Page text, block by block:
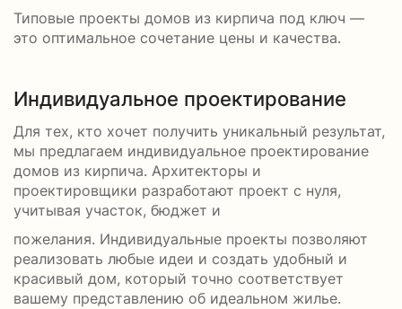
Типовые проекты домов из кирпича под ключ —
это оптимальное сочетание цены и качества.
Индивидуальное проектирование
Для тех, кто хочет получить уникальный результат,
мы предлагаем индивидуальное проектирование
домов из кирпича. Архитекторы и
проектировщики разработают проект с нуля,
учитывая участок, бюджет и
пожелания. Индивидуальные проекты позволяют
реализовать любые идеи и создать удобный и
красивый дом, который точно соответствует
вашему представлению об идеальном жилье.